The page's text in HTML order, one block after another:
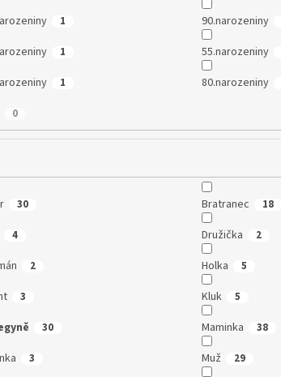
1 90.narozeniny
1 55.narozeniny
1 80.narozeniny
0
30 Bratranec 18
4 Družička 2
2 Holka 5
3 Kluk 5
30 Maminka 38
3 Muž 29